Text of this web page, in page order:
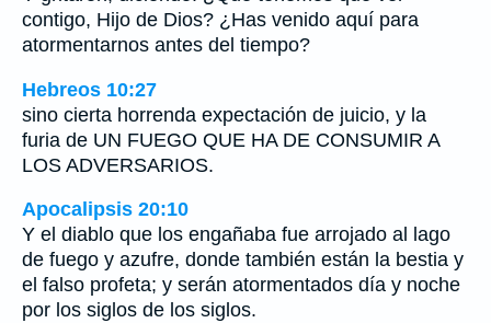
contigo, Hijo de Dios? ¿Has venido aquí para
atormentarnos antes del tiempo?
Hebreos 10:27
sino cierta horrenda expectación de juicio, y la
furia de UN FUEGO QUE HA DE CONSUMIR A
LOS ADVERSARIOS.
Apocalipsis 20:10
Y el diablo que los engañaba fue arrojado al lago
de fuego y azufre, donde también están la bestia y
el falso profeta; y serán atormentados día y noche
por los siglos de los siglos.